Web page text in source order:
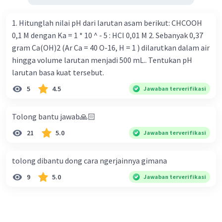
Titrat (larutan sampel pada labu
erlenmeyer) → asam kuat
Dalam titrasi asam kuat, asam sulfat (H
dan basa kuat, natrium hidroksida (NaOH),
indikator yang sering digunakan adalah
ia berubah warna dari tidak berwarna menjadi
merah muda pada pH sekitar 8,2-10, yang cocok
untuk mendeteksi titik akhir titrasi asam kuat
**Untuk poin selanjutnya bisa kamu posting
kembali yaa.
1. Hitunglah nilai pH dari larutan asam berikut: CHCOOH
0,1 M dengan Ka = 1 * 10 ^ - 5 : HCI 0,01 M 2. Sebanyak 0,37
gram Ca(OH)2 (Ar Ca = 40 O-16, H = 1 ) dilarutkan dalam air
hingga volume larutan menjadi 500 mL.. Tentukan pH
larutan basa kuat tersebut.
5 4.5 Jawaban terverifikasi
Tolong bantu jawab🙏🏻
21 5.0 Jawaban terverifikasi
tolong dibantu dong cara ngerjainnya gimana
9 5.0 Jawaban terverifikasi